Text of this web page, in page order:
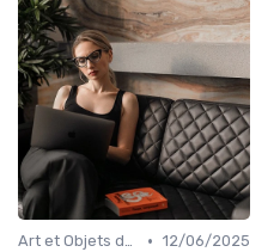
Art et Objets de Collection • 12/06/2025